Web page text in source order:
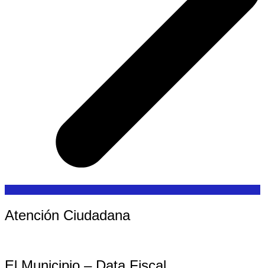
Atención Ciudadana